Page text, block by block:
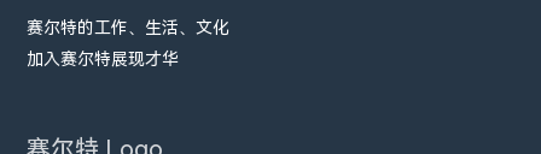
赛尔特的工作、生活、文化
加入赛尔特展现才华